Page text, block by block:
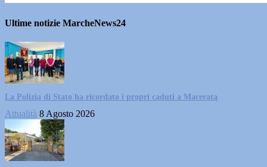
Ultime notizie MarcheNews24
La Polizia di Stato ha ricordato i propri caduti a Macerata
Attualità 8 Agosto 2026